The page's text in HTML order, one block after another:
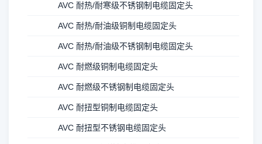
AVC 耐热/耐寒级不锈钢制电缆固定头
AVC 耐热/耐油级铜制电缆固定头
AVC 耐热/耐油级不锈钢制电缆固定头
AVC 耐燃级铜制电缆固定头
AVC 耐燃级不锈钢制电缆固定头
AVC 耐扭型铜制电缆固定头
AVC 耐扭型不锈钢电缆固定头